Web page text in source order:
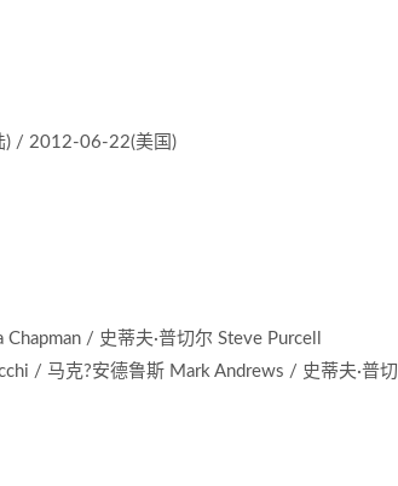
/ 2012-06-22(美国)
/ 史蒂夫·普切尔 Steve Purcell
/ 马克?安德鲁斯 Mark Andrews / 史蒂夫·普切